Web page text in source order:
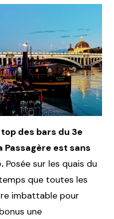
des bars du 3e
Passagère est sans
Posée sur les quais du
que toutes les
imbattable pour
une